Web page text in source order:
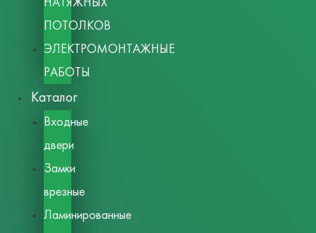
НАТЯЖНЫХ
ПОТОЛКОВ
ЭЛЕКТРОМОНТАЖНЫЕ
РАБОТЫ
Каталог
Входные
двери
Замки
врезные
Ламинированные